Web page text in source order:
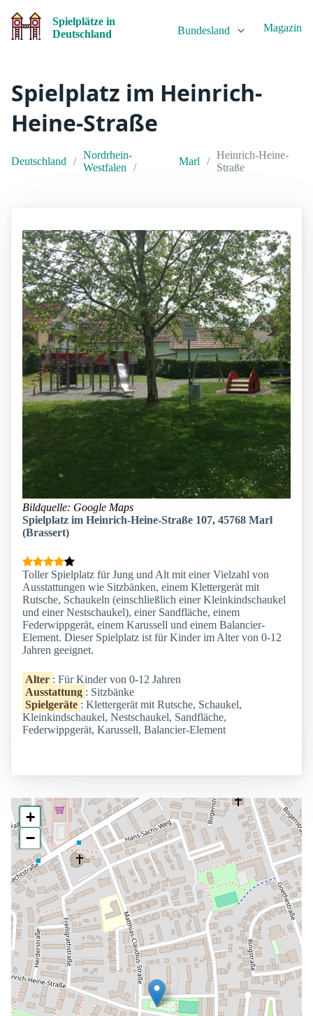
Spielplätze in
Deutschland
Bundesland Magazin
Spielplatz im Heinrich-
Heine-Straße
Deutschland
Nordrhein-
Westfalen
Marl
Heinrich-Heine-
Straße
Bildquelle: Google Maps
Spielplatz im Heinrich-Heine-Straße 107, 45768 Marl
(Brassert)
Toller Spielplatz für Jung und Alt mit einer Vielzahl von
Ausstattungen wie Sitzbänken, einem Klettergerät mit
Rutsche, Schaukeln (einschließlich einer Kleinkindschaukel
und einer Nestschaukel), einer Sandfläche, einem
Federwippgerät, einem Karussell und einem Balancier-
Element. Dieser Spielplatz ist für Kinder im Alter von 0-12
Jahren geeignet.
Alter : Für Kinder von 0-12 Jahren
Ausstattung : Sitzbänke
Spielgeräte : Klettergerät mit Rutsche, Schaukel,
Kleinkindschaukel, Nestschaukel, Sandfläche,
Federwippgerät, Karussell, Balancier-Element
+
−